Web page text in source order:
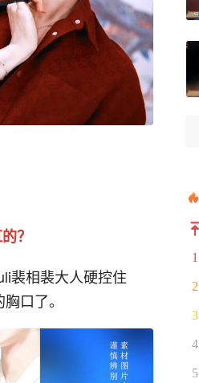
？
裴相裴大人硬控住
口了。
1
2
3
4
5